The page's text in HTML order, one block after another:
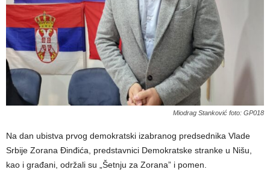
Miodrag Stanković foto: GP018
Na dan ubistva prvog demokratski izabranog predsednika Vlade
Srbije Zorana Đinđića, predstavnici Demokratske stranke u Nišu,
kao i građani, održali su „Šetnju za Zorana” i pomen.